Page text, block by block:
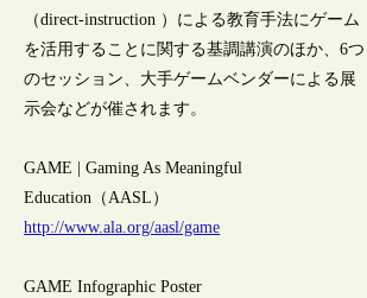
（direct-instruction ）による教育手法にゲーム
を活用することに関する基調講演のほか、6つ
のセッション、大手ゲームベンダーによる展
示会などが催されます。
GAME | Gaming As Meaningful
Education（AASL）
http://www.ala.org/aasl/game
GAME Infographic Poster